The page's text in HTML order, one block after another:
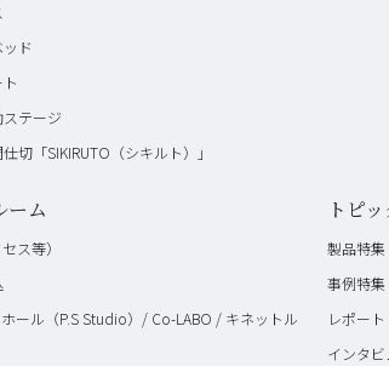
ド
テージ
切「SIKIRUTO（シキルト）」
ーム
ス等）
ホール（P.S Studio）/ Co-LABO / キネットル
トピ
製品特集
事例特集
レポート
インタ